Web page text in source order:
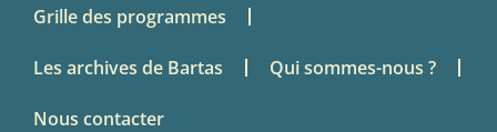
Grille des programmes
Les archives de Bartas Qui sommes-nous ?
Nous contacter